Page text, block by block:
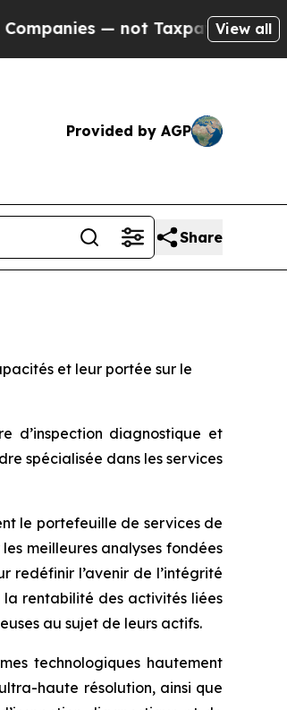
Taxpayers — the Chance to
View all
Provided by AGP
Share
et leur portée sur le
d’inspection diagnostique et
spécialisée dans les services
le portefeuille de services de
meilleures analyses fondées
redéfinir l’avenir de l’intégrité
rentabilité des activités liées
au sujet de leurs actifs.
technologiques hautement
haute résolution, ainsi que